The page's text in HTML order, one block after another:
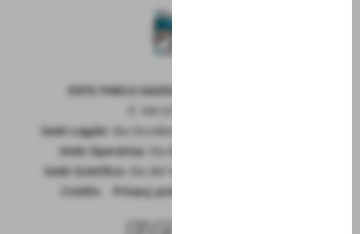
ENTE PARCO NAZIONALE DELLA MAIELLA
Sede Legale:
Via Occidentale 6, GUARDIAGRELE (Ch)
Sede Operativa:
Sede Scietifica:
Via del Vivaio, CARAMANICO T. (Pe)
Credits
Privacy policy